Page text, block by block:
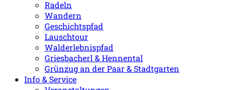
Radeln
Wandern
Geschichtspfad
Lauschtour
Walderlebnispfad
Griesbacherl & Hennental
Grünzug an der Paar & Stadtgarten
Info & Service